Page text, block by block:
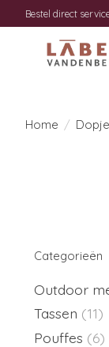
Bestel direct
Home /
Categorieën
Outdoor
Tassen (11)
Pouffes (6)